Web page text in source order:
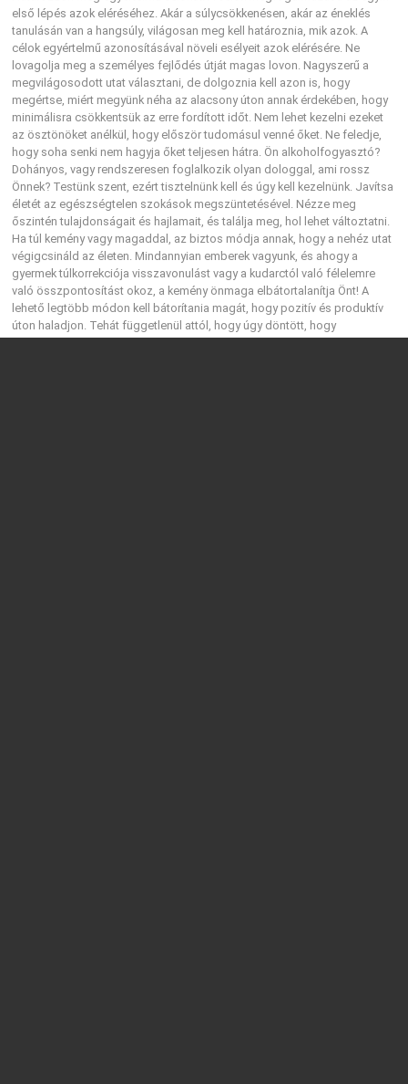
első lépés azok eléréséhez. Akár a súlycsökkenésen, akár az éneklés
tanulásán van a hangsúly, világosan meg kell határoznia, mik azok. A
célok egyértelmű azonosításával növeli esélyeit azok elérésére. Ne
lovagolja meg a személyes fejlődés útját magas lovon. Nagyszerű a
megvilágosodott utat választani, de dolgoznia kell azon is, hogy
megértse, miért megyünk néha az alacsony úton annak érdekében, hogy
minimálisra csökkentsük az erre fordított időt. Nem lehet kezelni ezeket
az ösztönöket anélkül, hogy először tudomásul venné őket. Ne feledje,
hogy soha senki nem hagyja őket teljesen hátra. Ön alkoholfogyasztó?
Dohányos, vagy rendszeresen foglalkozik olyan dologgal, ami rossz
Önnek? Testünk szent, ezért tisztelnünk kell és úgy kell kezelnünk. Javítsa
életét az egészségtelen szokások megszüntetésével. Nézze meg
őszintén tulajdonságait és hajlamait, és találja meg, hol lehet változtatni.
Ha túl kemény vagy magaddal, az biztos módja annak, hogy a nehéz utat
végigcsináld az életen. Mindannyian emberek vagyunk, és ahogy a
gyermek túlkorrekciója visszavonulást vagy a kudarctól való félelemre
való összpontosítást okoz, a kemény önmaga elbátortalanítja Önt! A
lehető legtöbb módon kell bátorítania magát, hogy pozitív és produktív
úton haladjon. Tehát függetlenül attól, hogy úgy döntött, hogy
hatékonyabbá és vonzóbbá válik, javítja életét, vagy csak motivációt és